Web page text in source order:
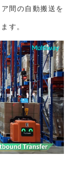
間の自動搬送を
す。